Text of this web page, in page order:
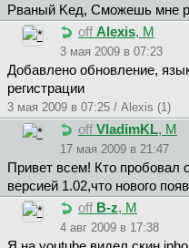
Pвaный Keд, Сможешь мне
off Alexis, М
3 мая 2009 в 07:23
Добавлено обновление,
регистрации
3 мая 2009 в 07:25 / Alexis (1)
off VladimKL, М
17 мая 2009 в 21:47
Привет всем! Кто пробовал
версией 1.02,что нового
off B-z, М
4 авг 2009 в 17:38